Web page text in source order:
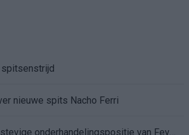
spitsenstrijd
nieuwe spits Nacho Ferri